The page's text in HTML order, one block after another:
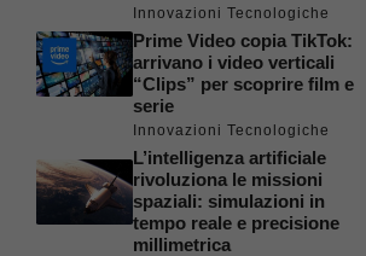
Innovazioni Tecnologiche
Prime Video copia TikTok:
arrivano i video verticali
“Clips” per scoprire film e
serie
Innovazioni Tecnologiche
L’intelligenza artificiale
rivoluziona le missioni
spaziali: simulazioni in
tempo reale e precisione
millimetrica